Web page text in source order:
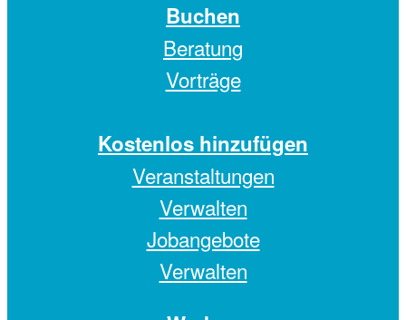
Buchen
Beratung
Vorträge
Kostenlos hinzufügen
Veranstaltungen
Verwalten
Jobangebote
Verwalten